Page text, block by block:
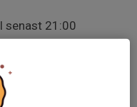
senast 21:00
användas vid allt